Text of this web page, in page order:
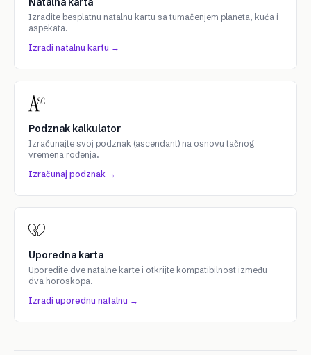
Izradite besplatnu natalnu kartu sa tumačenjem planeta, kuća i
aspekata.
Izradi natalnu kartu →
Podznak kalkulator
Izračunajte svoj podznak (ascendant) na osnovu tačnog
vremena rođenja.
Izračunaj podznak →
Uporedna karta
Uporedite dve natalne karte i otkrijte kompatibilnost između
dva horoskopa.
Izradi uporednu natalnu →